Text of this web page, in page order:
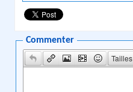
Commenter
Tailles